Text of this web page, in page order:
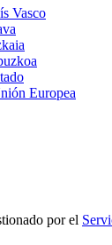
Vasco
Europea
por el